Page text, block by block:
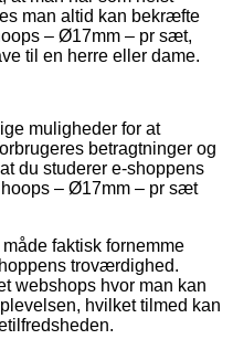
man altid kan bekræfte
– Ø17mm – pr sæt,
til en herre eller dame.
muligheder for at
betragtninger og
du studerer e-shoppens
– Ø17mm – pr sæt
faktisk fornemme
troværdighed.
webshops hvor man kan
hvilket tilmed kan